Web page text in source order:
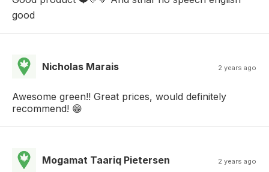
good
Nicholas Marais 2 years ago
Awesome green!! Great prices, would definitely
recommend! 😁
Mogamat Taariq Pietersen 2 years ago